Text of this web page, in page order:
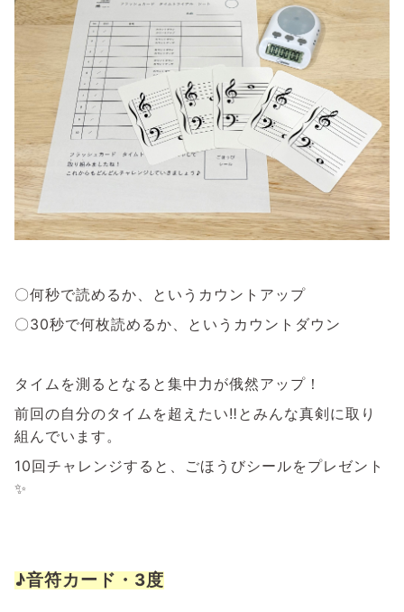
〇何秒で読めるか、というカウントアップ
〇30秒で何枚読めるか、というカウントダウン
タイムを測るとなると集中力が俄然アップ！
前回の自分のタイムを超えたい‼とみんな真剣に取り
組んでいます。
10回チャレンジすると、ごほうびシールをプレゼント
✨
♪音符カード・3度